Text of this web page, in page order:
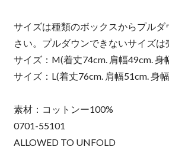
サイズは種類のボックスからプル
さい。プルダウンできないサイズは
サイズ：M(着丈74cm. 肩幅49cm. 身
サイズ：L(着丈76cm. 肩幅51cm. 身
素材：コットンー100%
0701-55101
ALLOWED TO UNFOLD